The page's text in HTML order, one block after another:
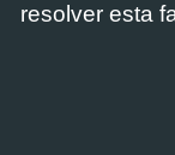
resolver esta